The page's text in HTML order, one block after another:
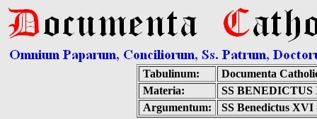
Tabulinum:
Documenta
Materia:
SS
Argumentum:
SS Benedictus